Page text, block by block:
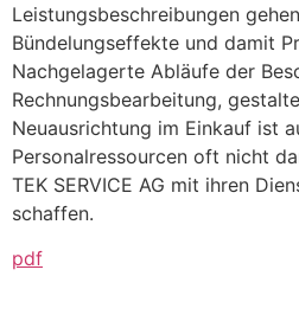
Leistungsbeschreibungen
Bündelungseffekte und damit
Nachgelagerte Abläufe der
Rechnungsbearbeitung,
Neuausrichtung im Einkauf ist
Personalressourcen oft nicht
TEK SERVICE AG mit ihren
schaffen.
pdf